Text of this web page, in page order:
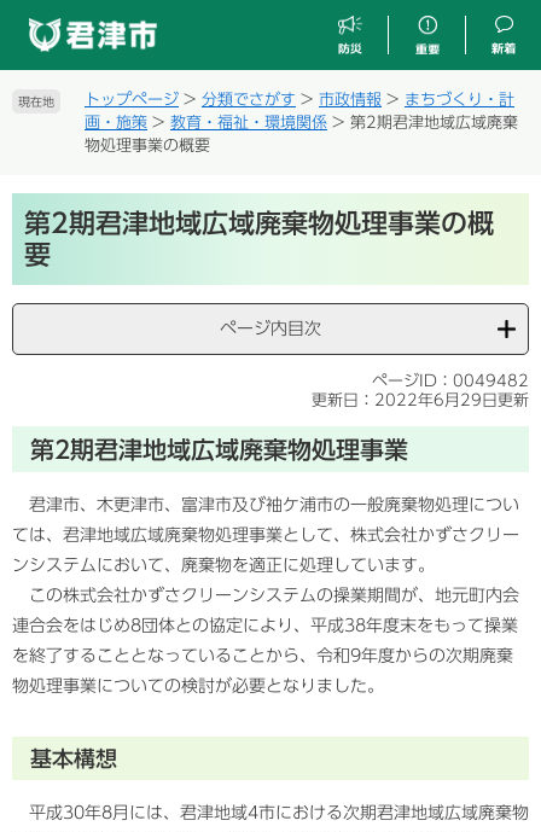
す
し
現在地 トップページ > 分類でさがす > 市政情報 > まちづくり・計
画・施策 > 教育・福祉・環境関係 > 第2期君津地域広域廃棄
物処理事業の概要
文第2期君津地域広域廃棄物処理事業の概
要
ページ内目次
ページID：0049482
更新日：2022年6月29日更新
第2期君津地域広域廃棄物処理事業
君津市、木更津市、富津市及び袖ケ浦市の一般廃棄物処理につい
ては、君津地域広域廃棄物処理事業として、株式会社かずさクリー
ンシステムにおいて、廃棄物を適正に処理しています。
この株式会社かずさクリーンシステムの操業期間が、地元町内会
連合会をはじめ8団体との協定により、平成38年度末をもって操業
を終了することとなっていることから、令和9年度からの次期廃棄
物処理事業についての検討が必要となりました。
基本構想
平成30年8月には、君津地域4市における次期君津地域広域廃棄物